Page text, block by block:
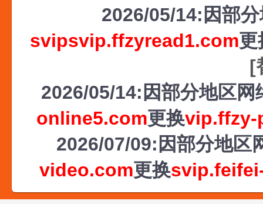
2026/05/14:因部
svipsvip.ffzyread1.com更
[
2026/05/14:因部分地区网
online5.com更换vip.ffzy-
2026/07/09:因部分地区
video.com更换